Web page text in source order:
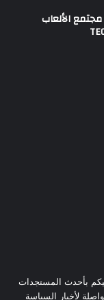
الألعاب
بأحدث المستجدات
لأخبار السياسة